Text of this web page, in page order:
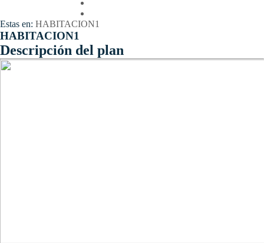
Estas en: HABITACION1
HABITACION1
Descripción del plan